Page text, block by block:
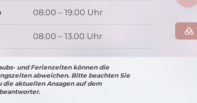
08.00 – 19.00 Uhr
08.00 – 13.00 Uhr
und Ferienzeiten können die
abweichen. Bitte beachten Sie
die aktuellen Ansagen auf dem